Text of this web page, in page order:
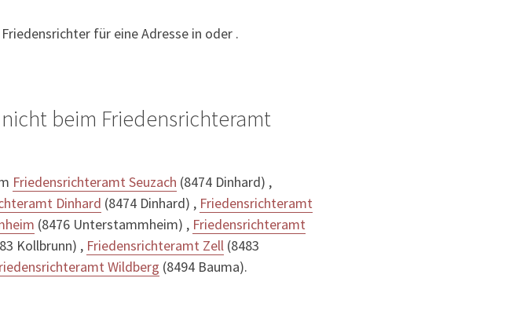
für eine Adresse in oder .
beim Friedensrichteramt
Friedensrichteramt Seuzach (8474 Dinhard) ,
Dinhard (8474 Dinhard) , Friedensrichteramt
(8476 Unterstammheim) , Friedensrichteramt
Kollbrunn) , Friedensrichteramt Zell (8483
Wildberg (8494 Bauma).